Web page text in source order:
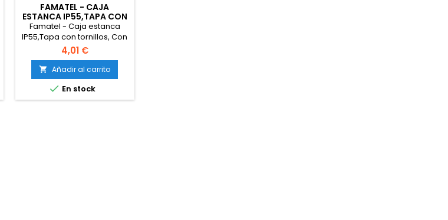
FAMATEL - CAJA
ESTANCA IP55,TAPA CON
TORNILLOS
Famatel - Caja estanca
IP55,Tapa con tornillos, Con
conos,153x110 x 70,Gris.
4,01 €
 Añadir al carrito
 En stock